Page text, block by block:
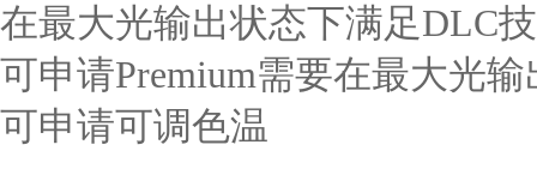
在最大光输出状态下满足DLC
可申请Premium需要在最大光
可申请可调色温